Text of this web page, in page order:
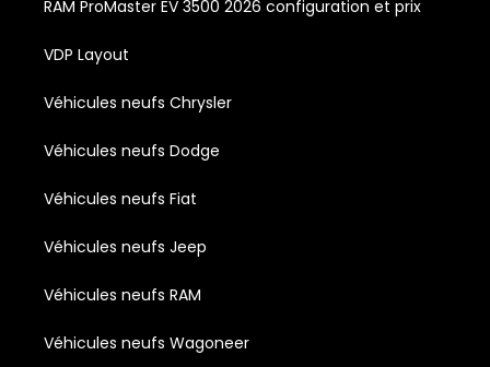
RAM ProMaster EV 3500 2026 configuration et prix
VDP Layout
Véhicules neufs Chrysler
Véhicules neufs Dodge
Véhicules neufs Fiat
Véhicules neufs Jeep
Véhicules neufs RAM
Véhicules neufs Wagoneer